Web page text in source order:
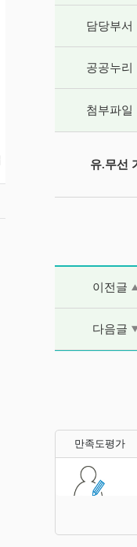
담당부서
공공누리
첨부파일
유.무선
이전글
다음글
만족도평가